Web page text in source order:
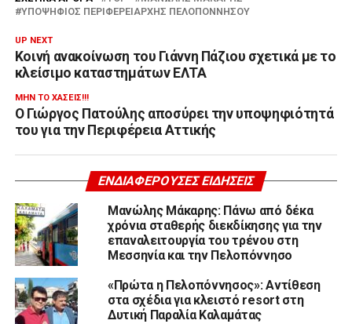
ΥΠΟΨΉΦΙΟΣ ΠΕΡΙΦΕΡΕΙΆΡΧΗΣ ΠΕΛΟΠΟΝΝΉΣΟΥ
UP NEXT
Κοινή ανακοίνωση του Γιάννη Πάζιου σχετικά με το
κλείσιμο καταστημάτων ΕΛΤΑ
ΜΗΝ ΤΟ ΧΆΣΕΙΣ!!!
Ο Γιώργος Πατούλης αποσύρει την υποψηφιότητά
του για την Περιφέρεια Αττικής
ΕΝΔΙΑΦΈΡΟΥΣΕΣ ΕΙΔΉΣΕΙΣ
Μανώλης Μάκαρης: Πάνω από δέκα
χρόνια σταθερής διεκδίκησης για την
επαναλειτουργία του τρένου στη
Μεσσηνία και την Πελοπόννησο
«Πρώτα η Πελοπόννησος»: Αντίθεση
στα σχέδια για κλειστό resort στη
Δυτική Παραλία Καλαμάτας